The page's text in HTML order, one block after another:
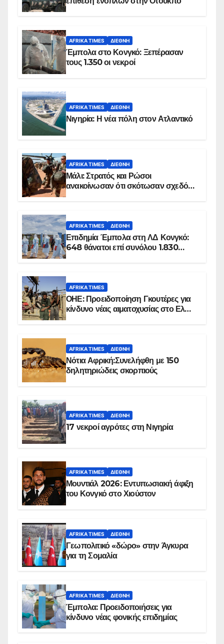
AFRIKA TIMES ΔΙΕΘΝΉ
Έμπολα στο Κονγκό: Ξεπέρασαν
τους 1.350 οι νεκροί
AFRIKA TIMES ΔΙΕΘΝΉ
Νιγηρία: Η νέα πόλη στον Ατλαντικό
AFRIKA TIMES ΔΙΕΘΝΉ
Μάλι: Στρατός και Ρώσοι
ανακοίνωσαν ότι σκότωσαν σχεδόν
AFRIKA TIMES ΔΙΕΘΝΉ
Επιδημία Έμπολα στη ΛΔ Κονγκό:
648 θάνατοι επί συνόλου 1.830
AFRIKA TIMES
ΟΗΕ: Προειδοποίηση Γκουτέρες για
κίνδυνο νέας αιματοχυσίας στο Ελ
AFRIKA TIMES ΔΙΕΘΝΉ
Νότια Αφρική:Συνελήφθη με 150
δηλητηριώδεις σκορπιούς
AFRIKA TIMES ΔΙΕΘΝΉ
17 νεκροί αγρότες στη Νιγηρία
AFRIKA TIMES ΔΙΕΘΝΉ
Μουντιάλ 2026: Εντυπωσιακή άφιξη
του Κονγκό στο Χιούστον
AFRIKA TIMES ΔΙΕΘΝΉ
Γεωπολιτικό «δώρο» στην Άγκυρα
για τη Σομαλία
AFRIKA TIMES ΔΙΕΘΝΉ
Έμπολα: Προειδοποιήσεις για
κίνδυνο νέας φονικής επιδημίας